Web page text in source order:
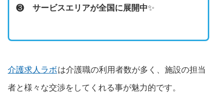
❸ サービスエリアが全国に展開中✨
介護求人ラボは介護職の利用者数が多く、施設の担当
者と様々な交渉をしてくれる事が魅力的です。